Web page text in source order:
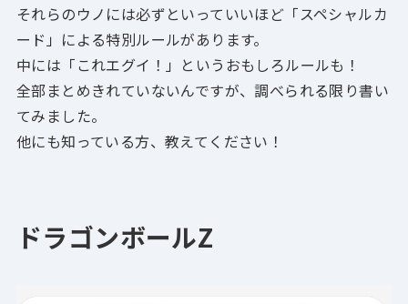
それらのウノには必ずといっていいほど 「スペシャルカ
ード」による特別ルールがあります。
中には 「これエグイ！」 というおもしろルールも！
全部まとめきれていないんですが、調べられる限り書い
てみました。
他にも知っている方、教えてください！
ドラゴンボールZ